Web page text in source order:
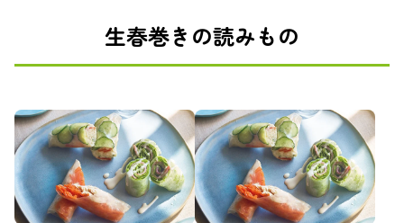
生春巻きの読みもの